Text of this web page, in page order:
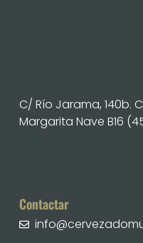
Contactar
C/ Río Jarama, 140b.
Margarita Nave B16